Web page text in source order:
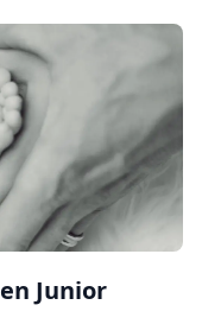
Junior